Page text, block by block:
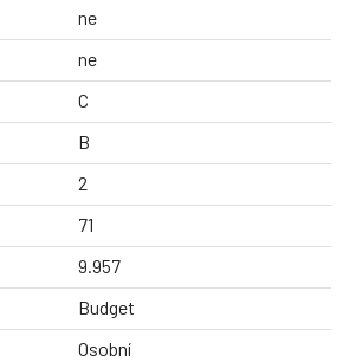
ne
ne
C
B
2
71
9.957
Budget
Osobní